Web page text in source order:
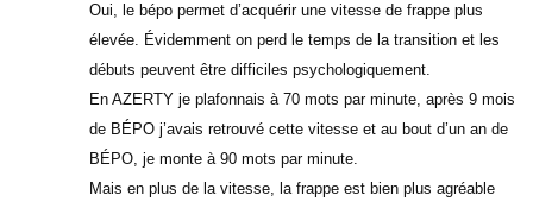
Oui, le bépo permet d’acquérir une vitesse de frappe plus
élevée. Évidemment on perd le temps de la transition et les
débuts peuvent être difficiles psychologiquement.
En AZERTY je plafonnais à 70 mots par minute, après 9 mois
de BÉPO j’avais retrouvé cette vitesse et au bout d’un an de
BÉPO, je monte à 90 mots par minute.
Mais en plus de la vitesse, la frappe est bien plus agréable